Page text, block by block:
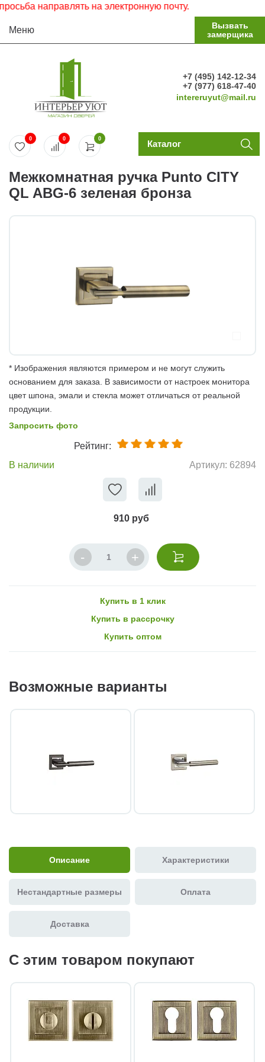
направлять на электронную почту.
Меню
Вызвать
замерщика
+7 (495) 142-12-34
+7 (977) 618-47-40
intereruyut@mail.ru
0
0 0 Каталог
Межкомнатная ручка Punto CITY
QL ABG-6 зеленая бронза
* Изображения являются примером и не могут служить
основанием для заказа. В зависимости от настроек монитора
цвет шпона, эмали и стекла может отличаться от реальной
продукции.
Запросить фото
Рейтинг:
В наличии
Артикул: 62894
910 руб
Купить в 1 клик
Купить в рассрочку
Купить оптом
Возможные варианты
Описание Характеристики
Нестандартные размеры Оплата
Доставка
С этим товаром покупают